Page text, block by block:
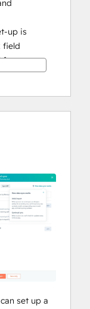
up is
field
for you
data
set up a